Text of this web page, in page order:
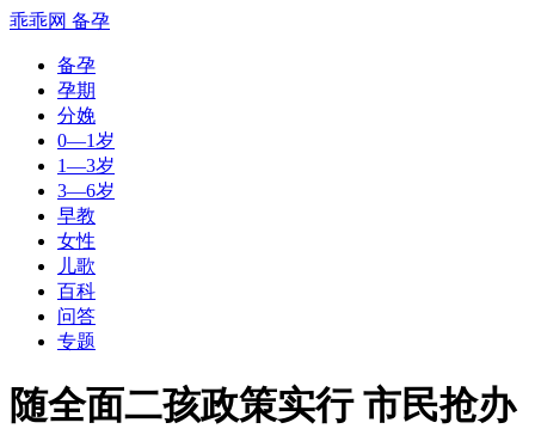
乖乖网 备孕
备孕
孕期
分娩
0—1岁
1—3岁
3—6岁
早教
女性
儿歌
百科
问答
专题
随全面二孩政策实行 市民抢办